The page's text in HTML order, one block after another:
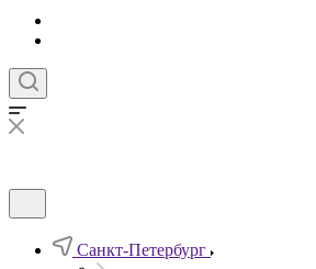
Санкт-Петербург